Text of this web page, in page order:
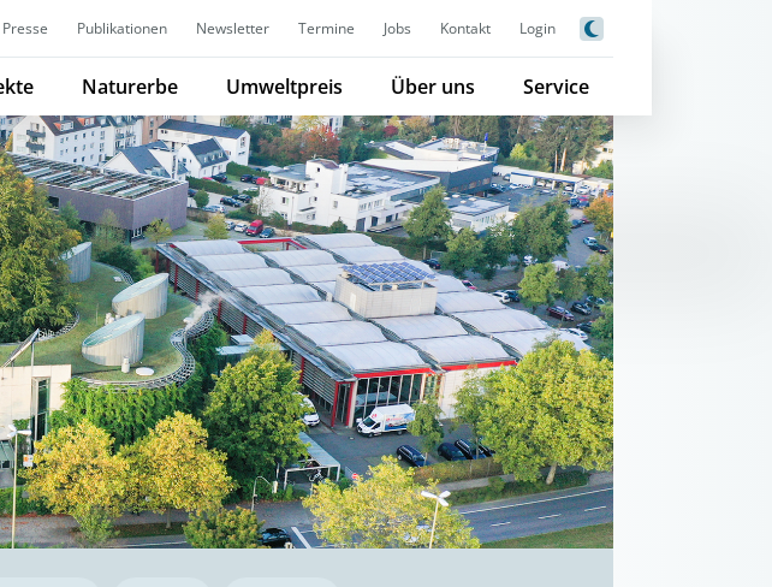
Presse Publikationen Newsletter Termine Jobs Kontakt Login
Naturerbe Umweltpreis Über uns Service